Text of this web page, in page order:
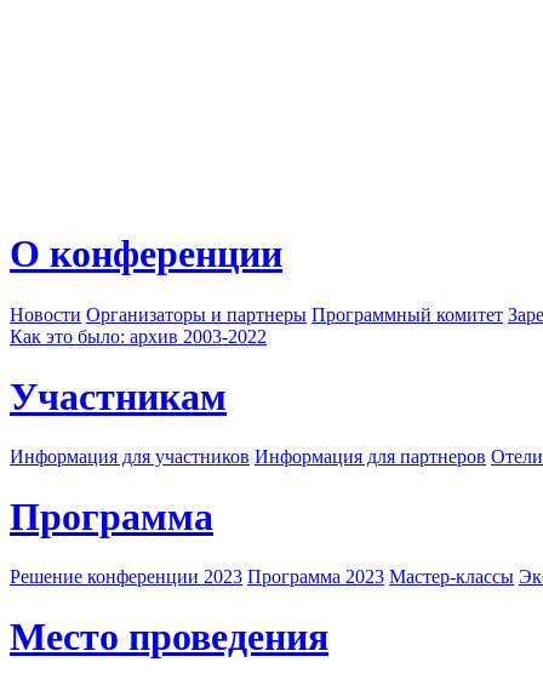
О конференции
Новости Организаторы и партнеры Программный комитет
Как это было: архив 2003-2022
Участникам
Информация для участников Информация для партнеров
Программа
Решение конференции 2023 Программа 2023 Мастер-классы
Место проведения